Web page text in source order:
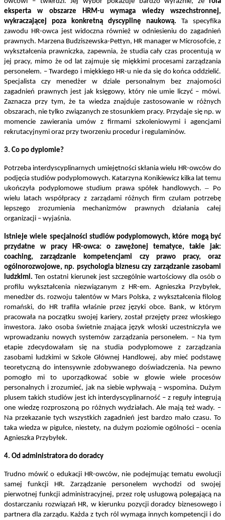
eksperta w obszarze HRM-u wymaga wiedzy wszechstronnej,
wykraczającej poza konkretną dyscyplinę naukową. Ta specyfika
zawodu HR-owca jest widoczna również w odniesieniu do zagadnień
prawnych. Marzena Budziszewska-Pettyn, HR manager w Microsofcie, z
wykształcenia prawniczka, zapewnia, że studia cały czas procentują w
jej pracy, mimo że od lat zajmuje się miękkimi procesami zarządzania
personelem. – Twardego i miękkiego HR-u nie da się do końca oddzielić.
Specjalista czy menedżer w dziale personalnym bez znajomości
zagadnień prawnych jest jak księgowy, który nie umie liczyć – mówi.
Zaznacza przy tym, że ta wiedza znajduje zastosowanie w różnych
obszarach, nie tylko związanych ze stosunkiem pracy. Przydaje się np. w
momencie zawierania umów z firmami szkoleniowymi i agencjami
rekrutacyjnymi oraz przy tworzeniu procedur i regulaminów.
3. Co po dyplomie?
Potrzeba interdyscyplinarnych umiejętności skłania wielu HR-owców do
podjęcia studiów podyplomowych. Katarzyna Konikiewicz kilka lat temu
ukończyła podyplomowe studium prawa spółek handlowych.– Po
wielu latach współpracy z zarządami różnych firm czułam potrzebę
lepszego zrozumienia mechanizmów prawnych działania całej
organizacji – wyjaśnia.
Istnieje wiele specjalności studiów podyplomowych, które mogą być
przydatne w pracy HR-owca: o zawężonej tematyce, takie jak:
coaching, zarządzanie kompetencjami czy prawo pracy, oraz
ogólnorozwojowe, np. psychologia biznesu czy zarządzanie zasobami
ludzkimi. Ten ostatni kierunek jest szczególnie wartościowy dla osób o
profilu wykształcenia niezwiązanym z HR-em. Agnieszka Przybyłek,
menedżer ds. rozwoju talentów w Mars Polska, z wykształcenia filolog
romański, do HR trafiła właśnie przez języki obce. Bank, w którym
pracowała na początku swojej kariery, został przejęty przez włoskiego
inwestora. Jako osoba świetnie znająca język włoski uczestniczyła we
wprowadzaniu nowych systemów zarządzania personelem. – Na tym
etapie zdecydowałam się na studia podyplomowe z zarządzania
zasobami ludzkimi w Szkole Głównej Handlowej, aby mieć podstawę
teoretyczną do intensywnie zdobywanego doświadczenia. Na pewno
pomogło mi to uporządkować sobie w głowie wiele procesów
personalnych i zrozumieć, jak na siebie wpływają – wspomina. Dużym
plusem takich studiów jest ich interdyscyplinarność – z reguły integrują
one wiedzę rozproszoną po różnych wydziałach. Ale mają też wady. –
Na przekazanie tych wszystkich zagadnień jest bardzo mało czasu. To
taka wiedza w pigułce, niestety, na dużym poziomie ogólności – ocenia
Agnieszka Przybyłek.
4. Od administratora do doradcy
Trudno mówić o edukacji HR-owców, nie podejmując tematu ewolucji
samej funkcji HR. Zarządzanie personelem wychodzi od swojej
pierwotnej funkcji administracyjnej, przez rolę usługową polegającą na
dostarczaniu rozwiązań HR, w kierunku pozycji doradcy biznesowego i
partnera dla zarządu. Każda z tych ról wymaga innych kompetencji i do